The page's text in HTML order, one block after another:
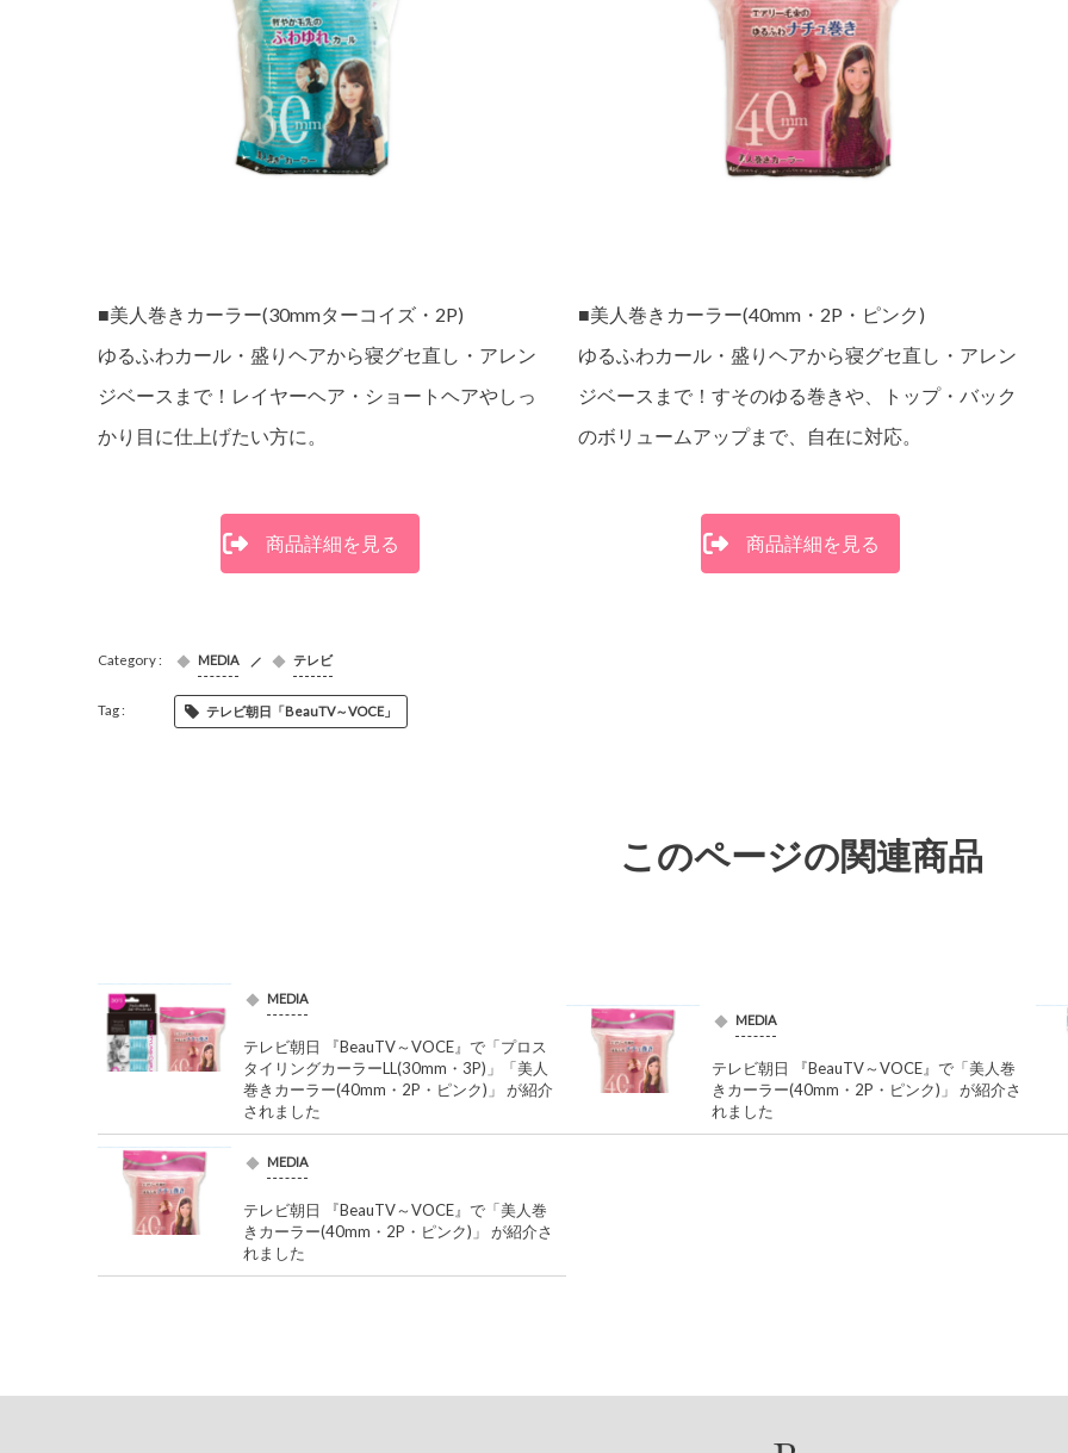
■美人巻きカーラー(30mmターコイズ・2P)
ゆるふわカール・盛りヘアから寝グセ直し・アレン
ジベースまで！レイヤーヘア・ショートヘアやしっ
かり目に仕上げたい方に。
商品詳細を見る
■美人巻きカーラー(40mm・2P・ピンク)
ゆるふわカール・盛りヘアから寝グセ直し・アレン
ジベースまで！すそのゆる巻きや、トップ・バック
のボリュームアップまで、自在に対応。
商品詳細を見る
MEDIA テレビ
テレビ朝日「BeauTV～VOCE」
このページの関連商品
MEDIA
テレビ朝日 『BeauTV～VOCE』で「プロス
タイリングカーラーLL(30mm・3P)」「美人
巻きカーラー(40mm・2P・ピンク)」 が紹介
されました
MEDIA
テレビ朝日 『BeauTV～VOCE』で「美人巻
きカーラー(40mm・2P・ピンク)」 が紹介さ
れました
MEDIA
テレビ朝日 『BeauTV～VOCE』で「美人巻
きカーラー(40mm・2P・ピンク)」 が紹介さ
れました